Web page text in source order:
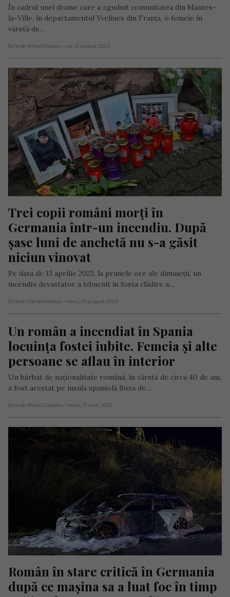
În cadrul unei drame care a zguduit comunitatea din Mantes-
la-Ville, în departamentul Yvelines din Franța, o femeie în
vârstă de…
Scris de Mihai Diaconu - joi, 31 august 2023
Trei copii români morți în
Germania într-un incendiu. După
șase luni de anchetă nu s-a găsit
niciun vinovat
Pe data de 13 aprilie 2023, la primele ore ale dimineții, un
incendiu devastator a izbucnit în fosta clădire a…
Scris de Daniela Stoica - marți, 29 august 2023
Un român a incendiat în Spania
locuința fostei iubite. Femeia și alte
persoane se aflau în interior
Un bărbat de naționalitate română, în vârstă de circa 40 de ani,
a fost arestat pe insula spaniolă Ibiza de…
Scris de Mihai Diaconu - marți, 11 iulie 2023
Român în stare critică în Germania
după ce mașina sa a luat foc în timp